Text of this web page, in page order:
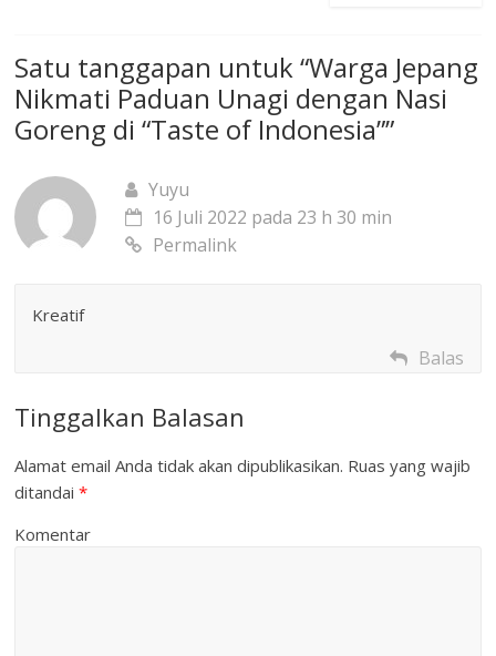
Satu tanggapan untuk “Warga Jepang
Nikmati Paduan Unagi dengan Nasi
Goreng di “Taste of Indonesia””
Yuyu
16 Juli 2022 pada 23 h 30 min
Permalink
Kreatif
Balas
Tinggalkan Balasan
Alamat email Anda tidak akan dipublikasikan. Ruas yang wajib
ditandai*
Komentar